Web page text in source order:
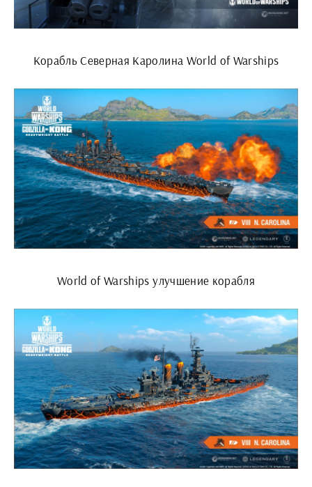
Корабль Северная Каролина World of Warships
World of Warships улучшение корабля